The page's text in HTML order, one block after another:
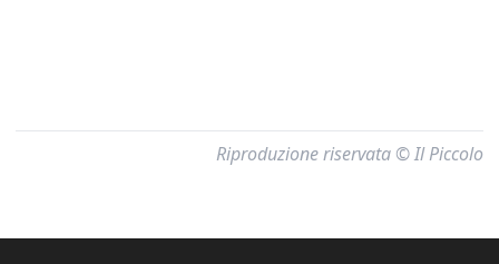
Riproduzione riservata © Il Piccolo